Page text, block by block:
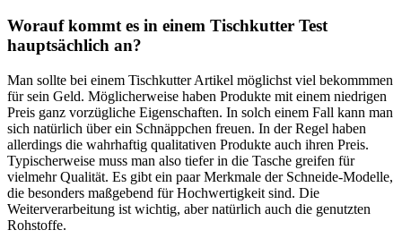
Worauf kommt es in einem Tischkutter Test
hauptsächlich an?
Man sollte bei einem Tischkutter Artikel möglichst viel bekommmen
für sein Geld. Möglicherweise haben Produkte mit einem niedrigen
Preis ganz vorzügliche Eigenschaften. In solch einem Fall kann man
sich natürlich über ein Schnäppchen freuen. In der Regel haben
allerdings die wahrhaftig qualitativen Produkte auch ihren Preis.
Typischerweise muss man also tiefer in die Tasche greifen für
vielmehr Qualität. Es gibt ein paar Merkmale der Schneide-Modelle,
die besonders maßgebend für Hochwertigkeit sind. Die
Weiterverarbeitung ist wichtig, aber natürlich auch die genutzten
Rohstoffe.